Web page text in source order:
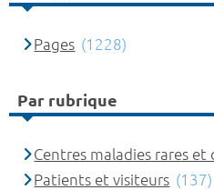
Pages (1228)
Par rubrique
Centres maladies rares et
Patients et visiteurs (137)